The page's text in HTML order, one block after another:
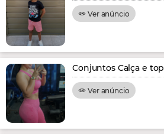
Ver anúncio
Conjuntos Calça e top
Ver anúncio